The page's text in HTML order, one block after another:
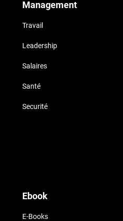
Management
Travail
Leadership
Salaires
Santé
Securité
Ebook
E-Books